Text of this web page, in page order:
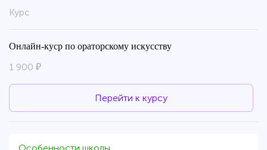
Курс
Онлайн-куср по ораторскому искусству
1 900 ₽
Перейти к курсу